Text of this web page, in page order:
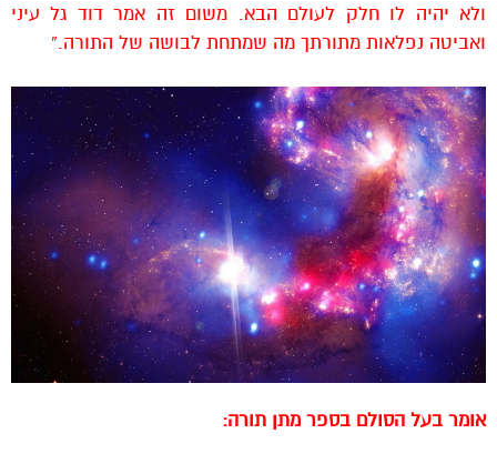
ולא יהיה לו חלק לעולם הבא. משום זה אמר דוד גל עיני
ואביטה נפלאות מתורתך מה שמתחת לבושה של התורה.”
אומר בעל הסולם בספר מתן תורה: